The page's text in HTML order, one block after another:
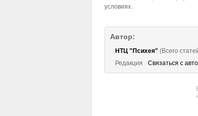
условиях.
Автор:
НТЦ "Психея" (Всего
Редакция
Связаться с